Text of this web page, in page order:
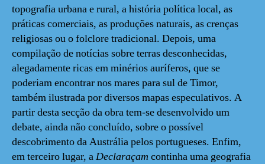
topografia urbana e rural, a história política local, as
práticas comerciais, as produções naturais, as crenças
religiosas ou o folclore tradicional. Depois, uma
compilação de notícias sobre terras desconhecidas,
alegadamente ricas em minérios auríferos, que se
poderiam encontrar nos mares para sul de Timor,
também ilustrada por diversos mapas especulativos. A
partir desta secção da obra tem-se desenvolvido um
debate, ainda não concluído, sobre o possível
descobrimento da Austrália pelos portugueses. Enfim,
em terceiro lugar, aDeclaraçam continha uma geografia